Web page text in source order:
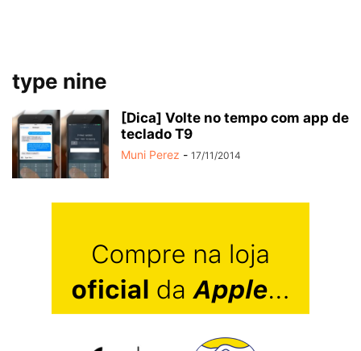
type nine
[Dica] Volte no tempo com app de
teclado T9
Muni Perez - 17/11/2014